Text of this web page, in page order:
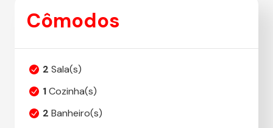
Cômodos
2 Sala(s)
1Cozinha(s)
2 Banheiro(s)